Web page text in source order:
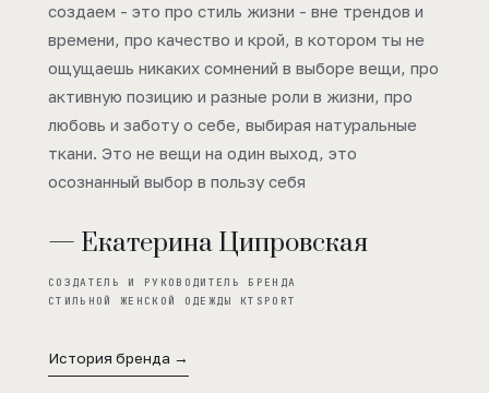
создаем - это про стиль жизни - вне трендов и
времени, про качество и крой, в котором ты не
ощущаешь никаких сомнений в выборе вещи, про
активную позицию и разные роли в жизни, про
любовь и заботу о себе, выбирая натуральные
ткани. Это не вещи на один выход, это
осознанный выбор в пользу себя
— Екатерина Ципровская
СОЗДАТЕЛЬ И РУКОВОДИТЕЛЬ БРЕНДА
СТИЛЬНОЙ ЖЕНСКОЙ ОДЕЖДЫ KTSPORT
История бренда →